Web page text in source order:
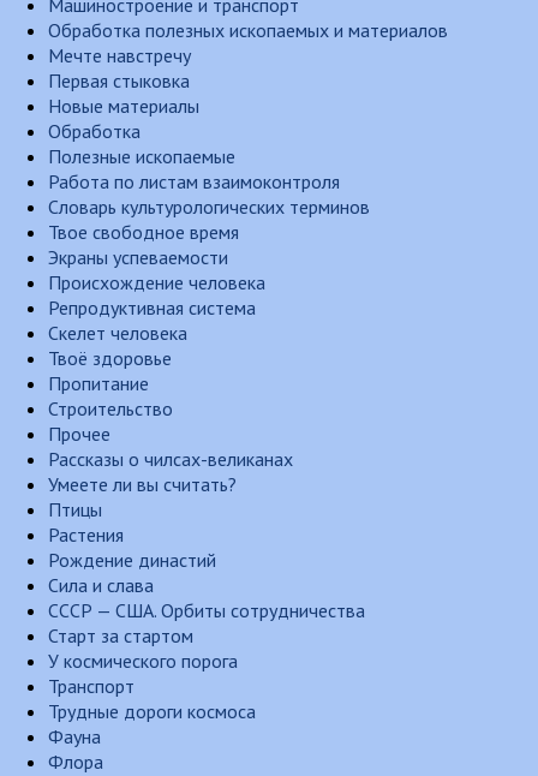
Машиностроение и транспорт
Обработка полезных ископаемых и материалов
Мечте навстречу
Первая стыковка
Новые материалы
Обработка
Полезные ископаемые
Работа по листам взаимоконтроля
Словарь культурологических терминов
Твое свободное время
Экраны успеваемости
Происхождение человека
Репродуктивная система
Скелет человека
Твоё здоровье
Пропитание
Строительство
Прочее
Рассказы о чилсах-великанах
Умеете ли вы считать?
Птицы
Растения
Рождение династий
Сила и слава
СССР — США. Орбиты сотрудничества
Старт за стартом
У космического порога
Транспорт
Трудные дороги космоса
Фауна
Флора